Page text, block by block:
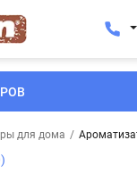
для дома /